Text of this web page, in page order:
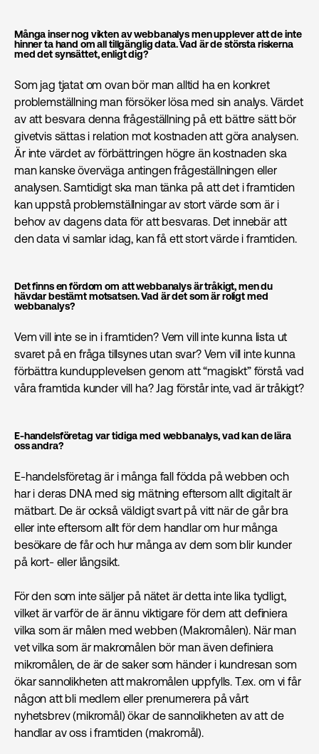
Många inser nog vikten av webbanalys men upplever att de inte
hinner ta hand om all tillgänglig data. Vad är de största riskerna
med det synsättet, enligt dig?
Som jag tjatat om ovan bör man alltid ha en konkret
problemställning man försöker lösa med sin analys. Värdet
av att besvara denna frågeställning på ett bättre sätt bör
givetvis sättas i relation mot kostnaden att göra analysen.
Är inte värdet av förbättringen högre än kostnaden ska
man kanske överväga antingen frågeställningen eller
analysen. Samtidigt ska man tänka på att det i framtiden
kan uppstå problemställningar av stort värde som är i
behov av dagens data för att besvaras. Det innebär att
den data vi samlar idag, kan få ett stort värde i framtiden.
Det finns en fördom om att webbanalys är tråkigt, men du
hävdar bestämt motsatsen. Vad är det som är roligt med
webbanalys?
Vem vill inte se in i framtiden? Vem vill inte kunna lista ut
svaret på en fråga tillsynes utan svar? Vem vill inte kunna
förbättra kundupplevelsen genom att “magiskt” förstå vad
våra framtida kunder vill ha? Jag förstår inte, vad är tråkigt?
E-handelsföretag var tidiga med webbanalys, vad kan de lära
oss andra?
E-handelsföretag är i många fall födda på webben och
har i deras DNA med sig mätning eftersom allt digitalt är
mätbart. De är också väldigt svart på vitt när de går bra
eller inte eftersom allt för dem handlar om hur många
besökare de får och hur många av dem som blir kunder
på kort- eller långsikt.
För den som inte säljer på nätet är detta inte lika tydligt,
vilket är varför de är ännu viktigare för dem att definiera
vilka som är målen med webben (Makromålen). När man
vet vilka som är makromålen bör man även definiera
mikromålen, de är de saker som händer i kundresan som
ökar sannolikheten att makromålen uppfylls. T.ex. om vi får
någon att bli medlem eller prenumerera på vårt
nyhetsbrev (mikromål) ökar de sannolikheten av att de
handlar av oss i framtiden (makromål).